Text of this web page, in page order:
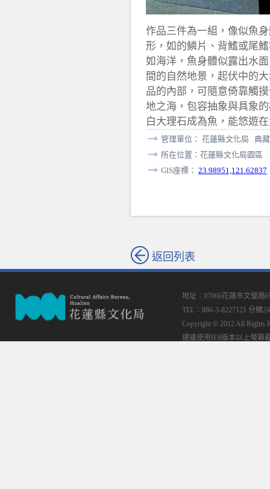
作品三件為一組，像似魚
形，如的鱗片、背鰭或尾
如海洋，魚身體似露出水
間的自然地景，起伏中的
品的內部，可隨意倚靠觸
地之海，包容抽象與具象
白大理石成為魚，能悠遊
管理單位： 花蓮縣文化局 典藏
所在位置：花蓮縣文化局園區
GIS座標： 23.98951,121.62837
返回列表
地址：97060花蓮市文復路
TEL：886-3-8227121 分機
Copyright © 2012 All Rights
建議使用IE8版本以上螢幕